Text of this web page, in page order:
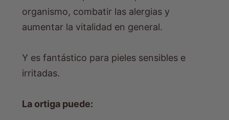
organismo, combatir las alergias y
aumentar la vitalidad en general.
Y es fantástico para pieles sensibles e
irritadas.
La ortiga puede: